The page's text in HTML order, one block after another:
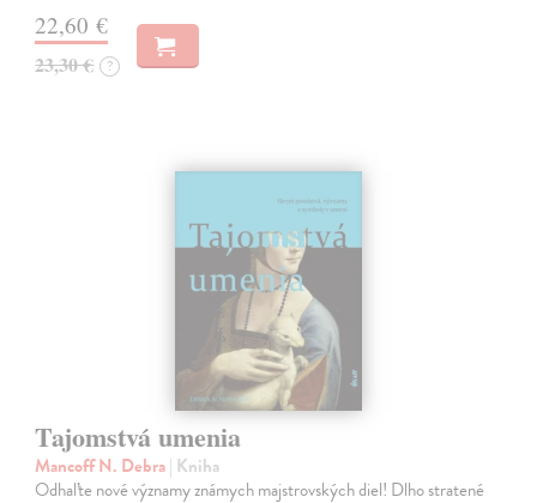
22,60 €
23,30 € ?
Tajomstvá umenia
Mancoff N. Debra| Kniha
Odhaľte nové významy známych majstrovských diel! Dlho stratené